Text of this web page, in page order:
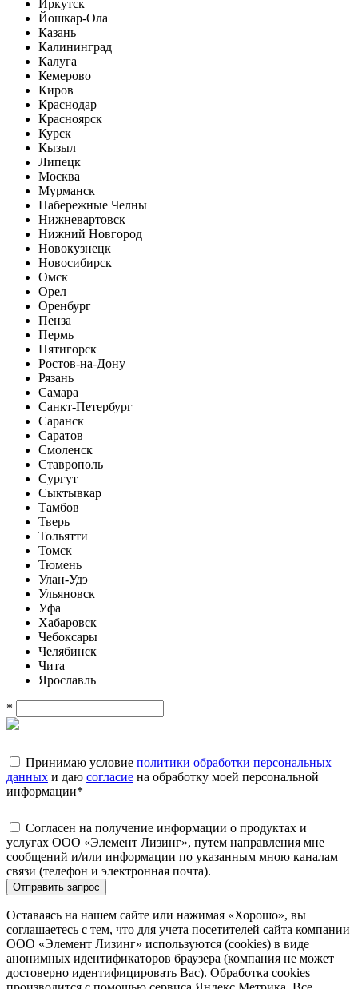
Иркутск
Йошкар-Ола
Казань
Калининград
Калуга
Кемерово
Киров
Краснодар
Красноярск
Курск
Кызыл
Липецк
Москва
Мурманск
Набережные Челны
Нижневартовск
Нижний Новгород
Новокузнецк
Новосибирск
Омск
Орел
Оренбург
Пенза
Пермь
Пятигорск
Ростов-на-Дону
Рязань
Самара
Санкт-Петербург
Саранск
Саратов
Смоленск
Ставрополь
Сургут
Сыктывкар
Тамбов
Тверь
Тольятти
Томск
Тюмень
Улан-Удэ
Ульяновск
Уфа
Хабаровск
Чебоксары
Челябинск
Чита
Ярославль
*
Принимаю условие политики обработки персональных
данных и даю согласие на обработку моей персональной
информации*
Согласен на получение информации о продуктах и
услугах ООО «Элемент Лизинг», путем направления мне
сообщений и/или информации по указанным мною каналам
связи (телефон и электронная почта).
Отправить запрос
Оставаясь на нашем сайте или нажимая «Хорошо», вы
соглашаетесь с тем, что для учета посетителей сайта компании
ООО «Элемент Лизинг» используются (cookies) в виде
анонимных идентификаторов браузера (компания не может
достоверно идентифицировать Вас). Обработка cookies